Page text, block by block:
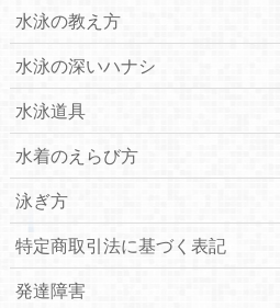
水泳の教え方
水泳の深いハナシ
水泳道具
水着のえらび方
泳ぎ方
特定商取引法に基づく表記
発達障害